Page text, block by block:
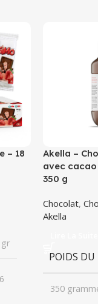
– 18
gr
6
Akella –
avec
350 g
Chocolat,
Akella
POIDS
350